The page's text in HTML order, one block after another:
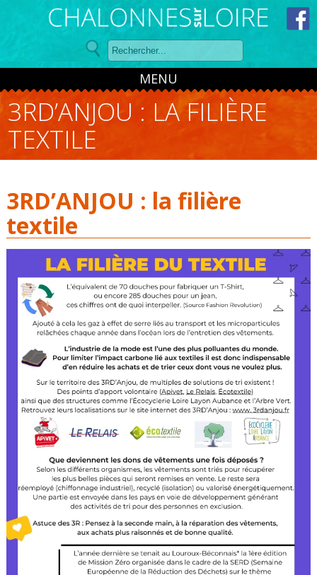
Panneau de gestion des cookies
MENU
3RD’ANJOU : LA FILIÈRE
TEXTILE
3RD’ANJOU : la filière
textile